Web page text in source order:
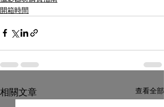
開箱時間
相關文章 查看全部